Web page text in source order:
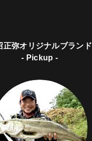
正弥オリジナルブランド
- Pickup -